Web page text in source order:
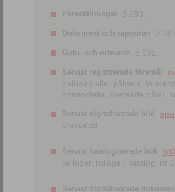
Föreställningar 3 693.
Dokument och rapporter 2
Gatu- och ortnamn 8 031.
Senast registrerade föremål
palissad eller pålverk,
horisontella, spetsade pålar.
Senast digitaliserade bild
enmedad
Senast katalogiserade bok
kullager, rullager, katalog. nr
Senast digitaliserade